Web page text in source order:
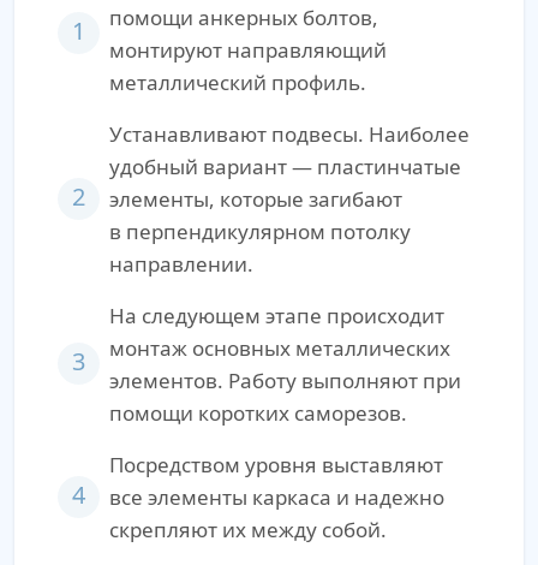
1
помощи анкерных болтов,
монтируют направляющий
металлический профиль.
2
Устанавливают подвесы. Наиболее
удобный вариант — пластинчатые
элементы, которые загибают
в перпендикулярном потолку
направлении.
3
На следующем этапе происходит
монтаж основных металлических
элементов. Работу выполняют при
помощи коротких саморезов.
4
Посредством уровня выставляют
все элементы каркаса и надежно
скрепляют их между собой.